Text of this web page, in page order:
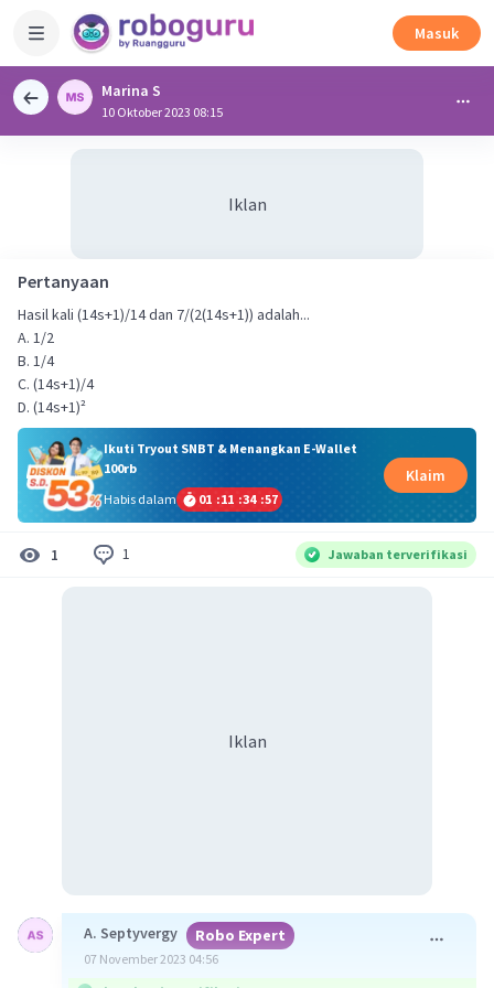
Masuk
Marina S
10 Oktober 2023 08:15
Iklan
Pertanyaan
Hasil kali (14s+1)/14 dan 7/(2(14s+1)) adalah...
A. 1/2
B. 1/4
C. (14s+1)/4
D. (14s+1)²
Ikuti Tryout SNBT & Menangkan E-Wallet
100rb
Habis dalam
01 :11 :34 :57
Klaim
1 1 Jawaban terverifikasi
Iklan
A. Septyvergy Robo Expert
07 November 2023 04:56